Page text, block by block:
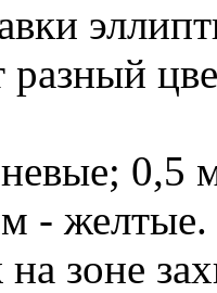
0,5
- желтые.
зоне